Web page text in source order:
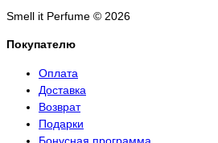
Smell it Perfume © 2026
Покупателю
Оплата
Доставка
Возврат
Подарки
Бонусная программа